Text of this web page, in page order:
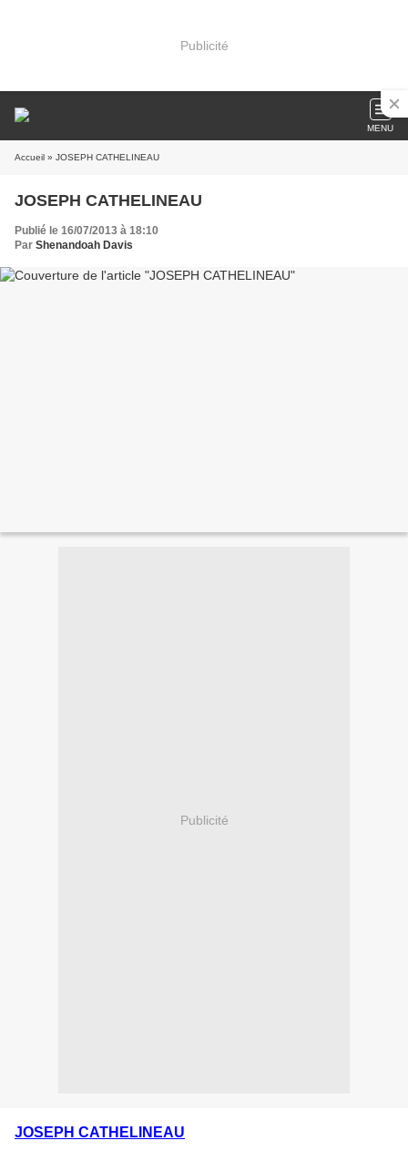
Publicité
MENU
Accueil » JOSEPH CATHELINEAU
JOSEPH CATHELINEAU
Publié le 16/07/2013 à 18:10
Par Shenandoah Davis
Publicité
JOSEPH CATHELINEAU